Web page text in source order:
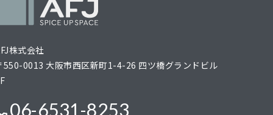
株式会社
550-0013 大阪市西区新町1-4-26 四ツ橋グランドビル
06-6531-8253